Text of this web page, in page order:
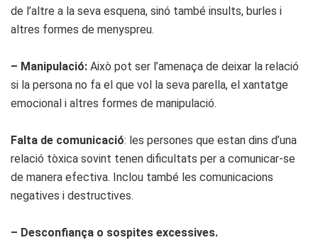
de l’altre a la seva esquena, sinó també insults, burles i
altres formes de menyspreu.
– Manipulació: Això pot ser l’amenaça de deixar la relació
si la persona no fa el que vol la seva parella, el xantatge
emocional i altres formes de manipulació.
Falta de comunicació: les persones que estan dins d’una
relació tòxica sovint tenen dificultats per a comunicar-se
de manera efectiva. Inclou també les comunicacions
negatives i destructives.
– Desconfiança o sospites excessives.